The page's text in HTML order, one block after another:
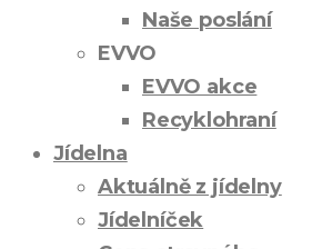
Naše poslání
EVVO
EVVO akce
Recyklohraní
Jídelna
Aktuálně z jídelny
Jídelníček